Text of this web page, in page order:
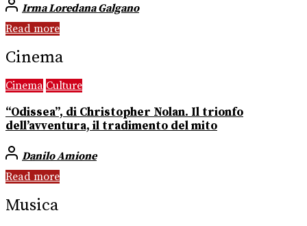
Irma Loredana Galgano
Read more
Cinema
Cinema Culture
“Odissea”, di Christopher Nolan. Il trionfo
dell’avventura, il tradimento del mito
Danilo Amione
Read more
Musica